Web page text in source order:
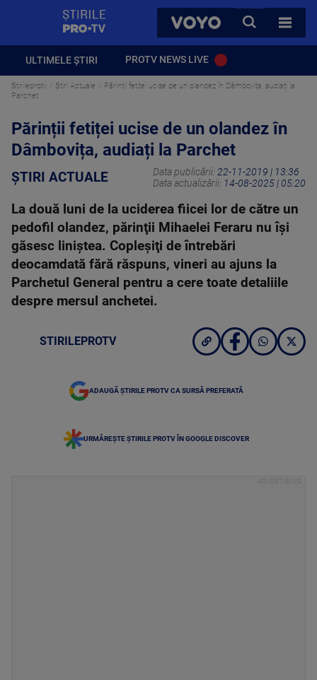
VOYO
CAUTA
TOATE
ULTIMELE ȘTIRI PROTV NEWS LIVE
Stirileprotv Știri Actuale
Părinții fetiței ucise de un olandez în Dâmbovița, audiați la
Parchet
Părinții fetiței ucise de un olandez în
Dâmbovița, audiați la Parchet
ȘTIRI ACTUALE Data publicării: 22-11-2019 | 13:36
Data actualizării: 14-08-2025 | 05:20
La două luni de la uciderea fiicei lor de către un
pedofil olandez, părinţii Mihaelei Feraru nu îşi
găsesc liniştea. Copleşiţi de întrebări
deocamdată fără răspuns, vineri au ajuns la
Parchetul General pentru a cere toate detaliile
despre mersul anchetei.
STIRILEPROTV
ADAUGĂ ȘTIRILE PROTV CA SURSĂ PREFERATĂ
URMĂREȘTE ȘTIRILE PROTV ÎN GOOGLE DISCOVER